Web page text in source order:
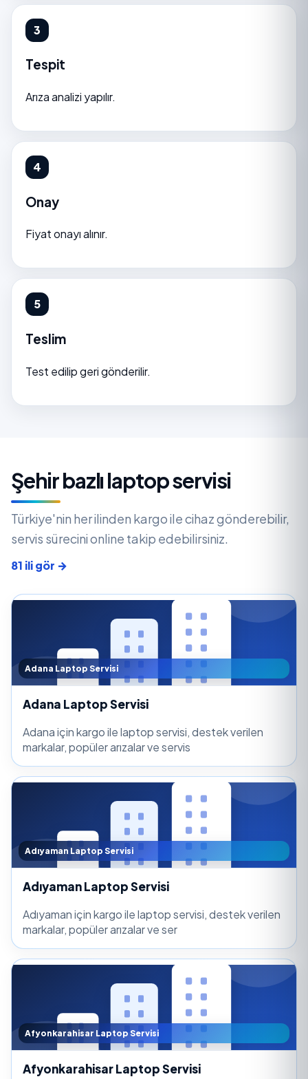
Tespit
Arıza analizi yapılır.
Onay
Fiyat onayı alınır.
Teslim
Test edilip geri gönderilir.
Şehir bazlı laptop servisi
Türkiye'nin her ilinden kargo ile cihaz gönderebilir,
servis sürecini online takip edebilirsiniz.
81 ili gör →
Adana Laptop Servisi
Adana Laptop Servisi
Adana için kargo ile laptop servisi, destek verilen
markalar, popüler arızalar ve servis
Adıyaman Laptop Servisi
Adıyaman Laptop Servisi
Adıyaman için kargo ile laptop servisi, destek verilen
markalar, popüler arızalar ve ser
Afyonkarahisar Laptop Servisi
Afyonkarahisar Laptop Servisi